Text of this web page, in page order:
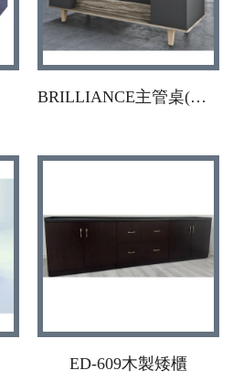
BRILLIANCE主管桌(系統板面)
ED-609木製矮櫃